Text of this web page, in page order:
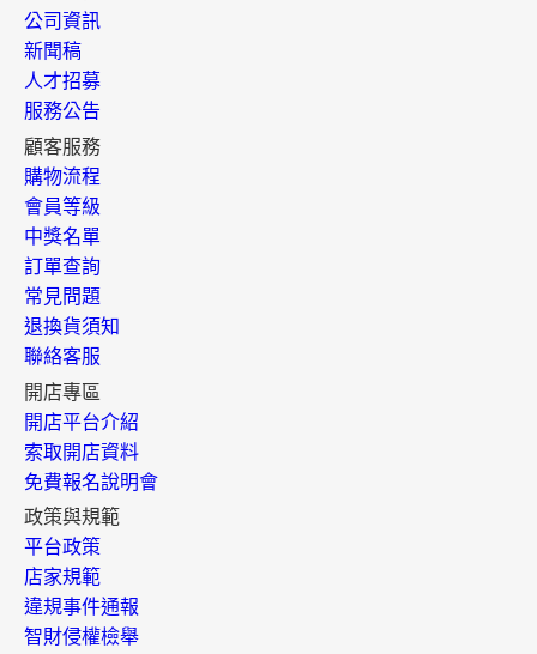
公司資訊
新聞稿
人才招募
服務公告
顧客服務
購物流程
會員等級
中獎名單
訂單查詢
常見問題
退換貨須知
聯絡客服
開店專區
開店平台介紹
索取開店資料
免費報名說明會
政策與規範
平台政策
店家規範
違規事件通報
智財侵權檢舉